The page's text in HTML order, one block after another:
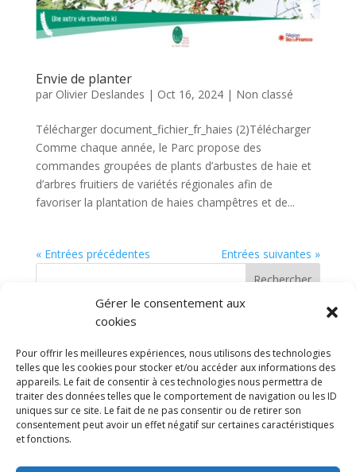
Gérer le consentement aux
cookies
Pour offrir les meilleures expériences, nous utilisons des technologies
telles que les cookies pour stocker et/ou accéder aux informations des
appareils. Le fait de consentir à ces technologies nous permettra de
traiter des données telles que le comportement de navigation ou les ID
uniques sur ce site. Le fait de ne pas consentir ou de retirer son
consentement peut avoir un effet négatif sur certaines caractéristiques
et fonctions.
Envie de planter
par Olivier Deslandes | Oct 16, 2024| Non classé
Télécharger document_fichier_fr_haies (2)Télécharger
Comme chaque année, le Parc propose des
commandes groupées de plants d’arbustes de haie et
d’arbres fruitiers de variétés régionales afin de
favoriser la plantation de haies champêtres et de...
« Entrées précédentes
Entrées suivantes »
Rechercher
Articles récents
Mon beau sapin, roi des forêts..
RECENSEMENT DE LA POPULATION 2026
INVITATION A PARTICIPER
A LA COMMÉMORATiON DU 8 MAi 1945
7″ »Rallye Pédestre des Villages
Génicourt 27 avril 2025